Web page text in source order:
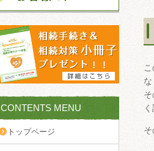
CONTENTS MENU
トップページ
な